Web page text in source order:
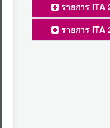
รายการ ITA
รายการ ITA